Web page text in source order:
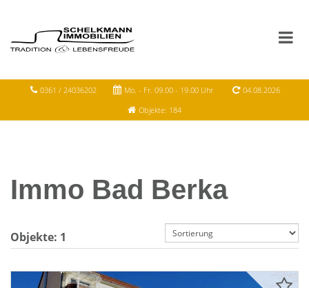
0361 / 24036202 Mo. - Fr. 09.00 - 19.00 Uhr
04.08.2026
Objekte: 184
Immo Bad Berka
Objekte: 1